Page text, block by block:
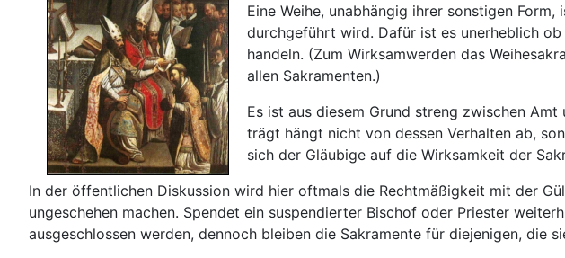
Eine Weihe, unabhängig ihrer sonstigen
durchgeführt wird. Dafür ist es unerheblich
handeln. (Zum Wirksamwerden das
allen Sakramenten.)
Es ist aus diesem Grund streng zwischen
trägt hängt nicht von dessen Verhalten ab,
sich der Gläubige auf die Wirksamkeit der
In der öffentlichen Diskussion wird hier oftmals die Rechtmäßigkeit mit der
ungeschehen machen. Spendet ein suspendierter Bischof oder Priester
ausgeschlossen werden, dennoch bleiben die Sakramente für diejenigen, die